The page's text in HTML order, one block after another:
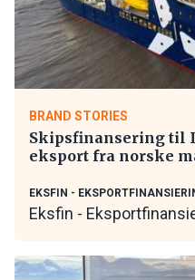
BRAND STORIES
Skipsfinansering til
eksport fra norske
EKSFIN -
Eksfin -